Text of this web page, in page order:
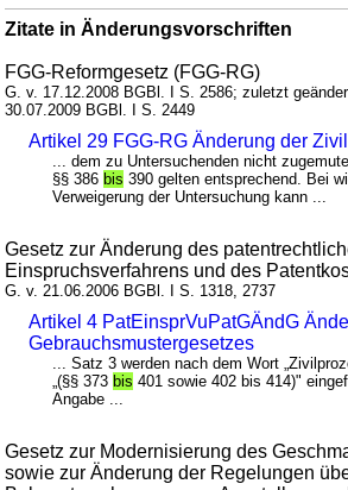
Zitate in Änderungsvorschriften
FGG-Reformgesetz (FGG-RG)
G. v. 17.12.2008 BGBl. I S. 2586; zuletzt
30.07.2009 BGBl. I S. 2449
Artikel 29 FGG-RG Änderung der
... dem zu Untersuchenden nicht
§§ 386bis 390 gelten entsprechend. Bei
Verweigerung der Untersuchung kann ...
Gesetz zur Änderung des
Einspruchsverfahrens und des
G. v. 21.06.2006 BGBl. I S. 1318, 2737
Artikel 4 PatEinsprVuPatGÄndG
Gebrauchsmustergesetzes
... Satz 3 werden nach dem Wort
„(§§ 373bis 401 sowie 402 bis 414)"
Angabe ...
Gesetz zur Modernisierung des
sowie zur Änderung der Regelungen